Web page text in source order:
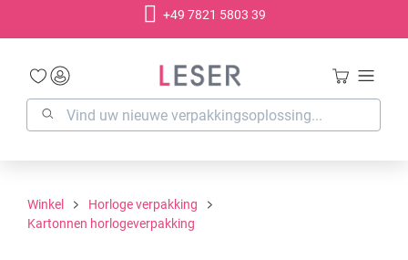
+49 7821 5803 39
Winkel
Horloge verpakking
Kartonnen horlogeverpakking